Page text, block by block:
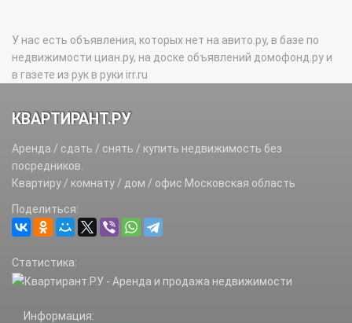
У нас есть объявления, которых нет на авито.ру, в базе по
недвижимости циан.ру, на доске объявлений домофонд.ру и
в газете из рук в руки irr.ru
КВАРТИРАНТ.РУ
Аренда / сдать / снять / купить недвижимость без
посредников.
Квартиру / комнату / дом / офис Московская область
Поделиться:
Статистика:
Информация: